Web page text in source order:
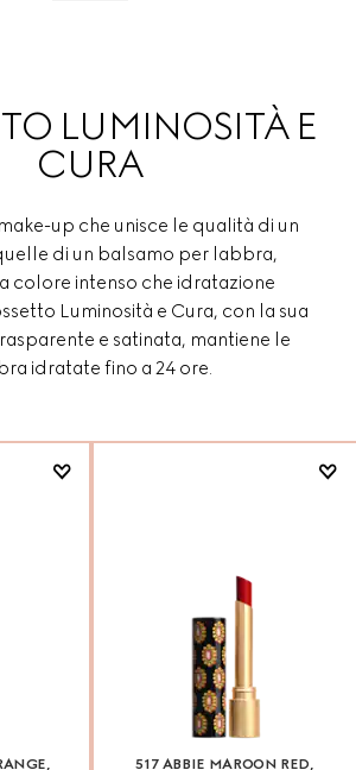
LUMINOSITÀ E
CURA
up che unisce le qualità di un
di un balsamo per labbra,
colore intenso che idratazione
Luminosità e Cura, con la sua
e satinata, mantiene le
idratate fino a 24 ore.
517 ABBIE MAROON RED,